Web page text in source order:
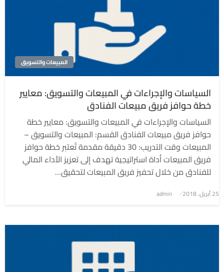
المبيعات والتسويق
السياسات والإجراءات في المبيعات والتسويق: معايير
خطة حوافز فريق مبيعات الفنادق
السياسات والإجراءات في المبيعات والتسويق: معايير خطة
حوافز فريق مبيعات الفنادق القسم: المبيعات والتسويق –
المبيعات وقت التدريب: 30 دقيقة مقدمة تُعتبر خطة حوافز
فريق المبيعات أداة استراتيجية تهدف إلى تعزيز الأداء المالي
للفنادق من خلال تحفيز فريق المبيعات لتحقيق…
نُشر
25 أبريل، 2018 admin